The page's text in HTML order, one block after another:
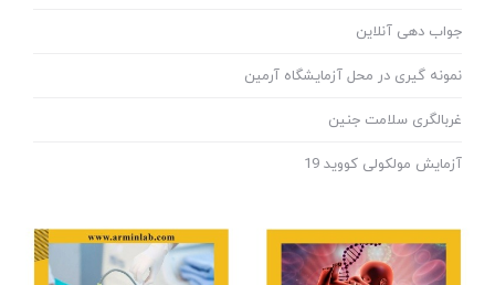
جواب دهی آنلاین
نمونه گیری در محل آزمایشگاه آرمین
غربالگری سلامت جنین
آزمایش مولکولی کووید 19